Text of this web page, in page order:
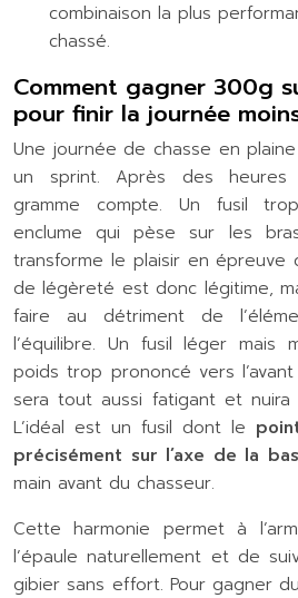
combinaison la plus
chassé.
Comment gagner 300g
pour finir la journée
Une journée de chasse en
un sprint. Après des heures
gramme compte. Un fusil
enclume qui pèse sur les
transforme le plaisir en épreuve
de légèreté est donc légitime,
faire au détriment de
l’équilibre. Un fusil léger mais
poids trop prononcé vers
sera tout aussi fatigant et
L’idéal est un fusil dont le
précisément sur l’axe de la
main avant du chasseur.
Cette harmonie permet à
l’épaule naturellement et de
gibier sans effort. Pour gagner